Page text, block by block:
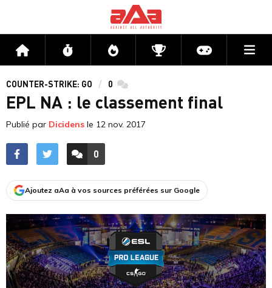
Accueil Flux Directs CompétitionsActu jeux
COUNTER-STRIKE: GO 0 commentaires
EPL NA : le classement final
Publié par Dicidens le 12 nov. 2017
ACCÉDER AUX
0
COMMENTAIRES
Ajoutez aAa à vos sources préférées sur Google